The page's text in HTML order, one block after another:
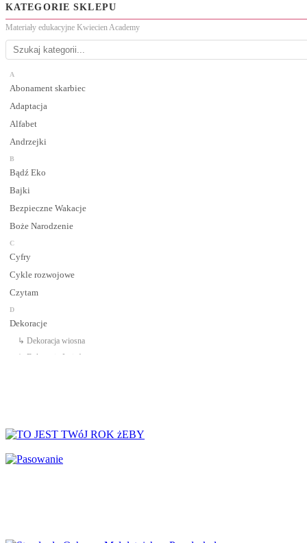
KATEGORIE SKLEPU
Materiały edukacyjne Kwiecien Academy
A
Abonament skarbiec
Adaptacja
Alfabet
Andrzejki
B
Bądź Eko
Bajki
Bezpieczne Wakacje
Boże Narodzenie
C
Cyfry
Cykle rozwojowe
Czytam
D
Dekoracje
↳ Dekoracja wiosna
↳ Dekoracje Jesień
Dinozaury
Dni Tygodnia